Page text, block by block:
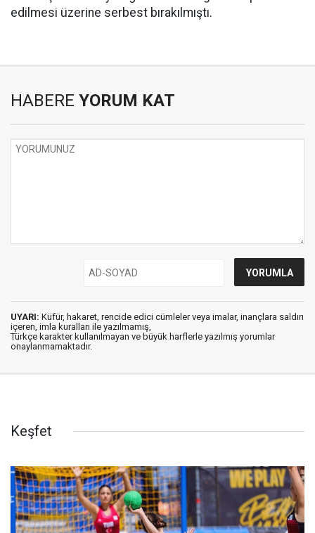
edilmesi üzerine serbest bırakılmıştı.
HABERE YORUM KAT
UYARI: Küfür, hakaret, rencide edici cümleler veya imalar, inançlara saldırı
içeren, imla kuralları ile yazılmamış,
Türkçe karakter kullanılmayan ve büyük harflerle yazılmış yorumlar
onaylanmamaktadır.
Keşfet